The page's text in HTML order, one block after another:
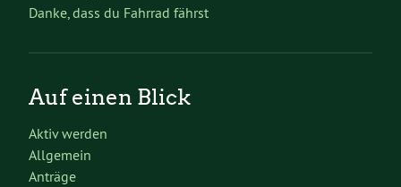
Danke, dass du Fahrrad fährst
Auf einen Blick
Aktiv werden
Allgemein
Anträge